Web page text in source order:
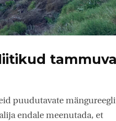
puudutavate
endale meenutada, et